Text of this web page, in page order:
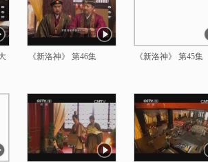
《新洛神》 第46集 《新洛神》 第45集